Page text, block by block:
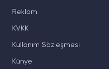
Reklam
KVKK
Kullanım Sözleşmesi
Künye